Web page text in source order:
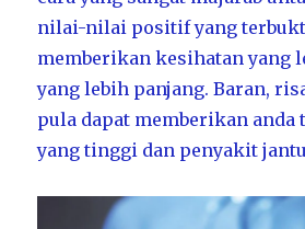
nilai-nilai positif yang
memberikan kesihatan yang
yang lebih panjang. Baran,
pula dapat memberikan anda
yang tinggi dan penyakit